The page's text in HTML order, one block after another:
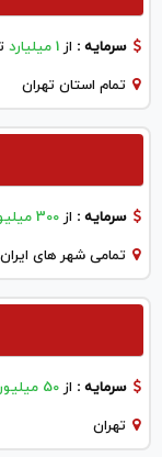
سرمایه : از 1 میلیارد
تمام استان تهران
سرمایه : از 300 میلیون
تمامی شهر های ایران
سرمایه : از 50 میلیون
تهران